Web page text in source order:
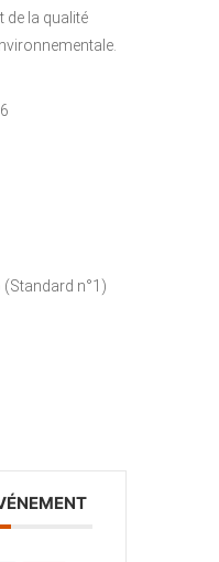
de la qualité
(Standard n°1)